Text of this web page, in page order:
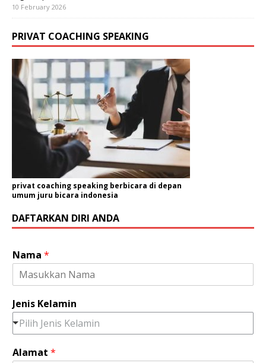
10 February 2026
PRIVAT COACHING SPEAKING
privat coaching speaking berbicara di depan
umum juru bicara indonesia
DAFTARKAN DIRI ANDA
P
e
u
a
h
a
n
Nama *
Jenis Kelamin
Pilih Jenis Kelamin
Alamat *